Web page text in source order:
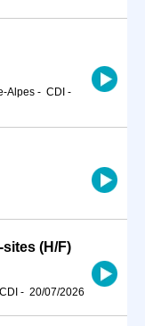
Alpes - CDI -
(H/F)
CDI - 20/07/2026